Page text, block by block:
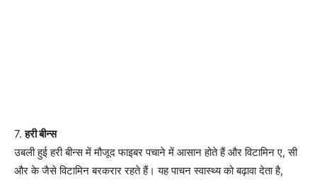
7.हरी बीन्स
उबली हुई हरी बीन्स में मौजूद फाइबर पचाने में आसान होते हैं और विटामिन ए, सी
और के जैसे विटामिन बरकरार रहते हैं। यह पाचन स्वास्थ्य को बढ़ावा देता है,